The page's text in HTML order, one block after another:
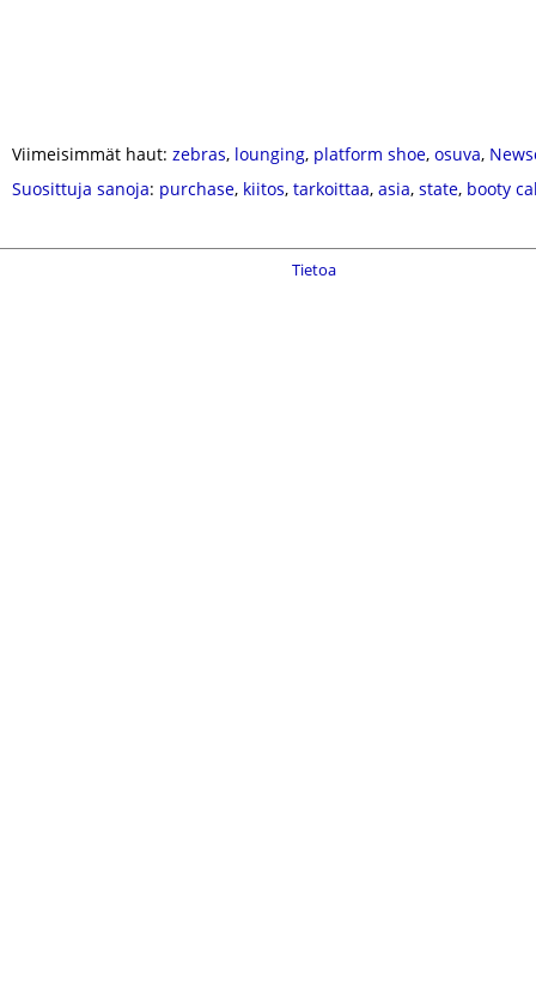
Viimeisimmät haut: zebras, lounging, platform shoe, osuva,
Suosittuja sanoja: purchase, kiitos, tarkoittaa, asia, state, booty
Tietoa